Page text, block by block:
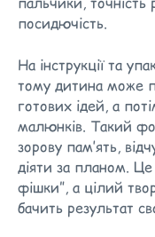
посидючість.
На інструкції та
тому дитина може
готових ідей, а
малюнків. Такий
зорову пам’ять,
діяти за планом.
фішки”, а цілий
бачить результат